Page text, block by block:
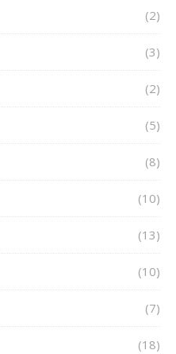
(2)
(3)
(2)
(5)
(8)
(10)
(13)
(10)
(7)
(18)